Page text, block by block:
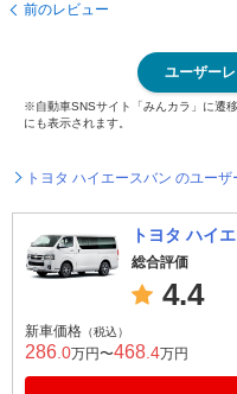
前のレビュー
ユーザー
※自動車SNSサイト「みんカラ」に遷
にも表示されます。
トヨタ ハイエースバン のユー
トヨタ ハイ
総合評価
4.4
新車価格 （税込）
286 .0万円〜468 .4万円